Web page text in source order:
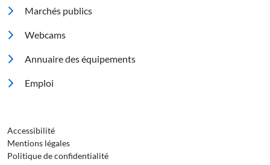
Marchés publics
Footer 2
Webcams
Annuaire des équipements
Emploi
Pied de page 3
Accessibilité
Mentions légales
Politique de confidentialité